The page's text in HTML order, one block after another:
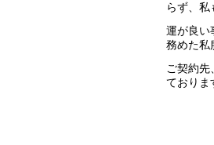
らず、私
運が良い
務めた私
ご契約先
ておりま